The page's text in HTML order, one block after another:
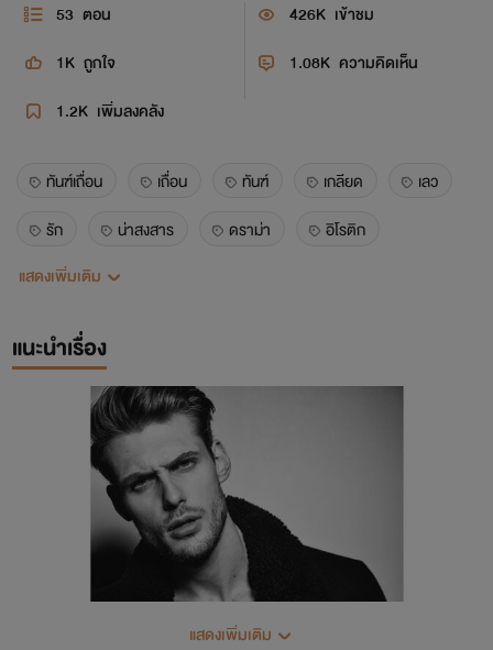
53 ตอน 426K เข้าชม
1K ถูกใจ 1.08K ความคิดเห็น
1.2K เพิ่มลงคลัง
ทันฑ์เถื่อน เถื่อน ทันฑ์ เกลียด
เลว
รัก
น่าสงสาร ดราม่า
อิโรติก
รักข้างเดียว
แสดงเพิ่มเติม
แนะนำเรื่อง
แสดงเพิ่มเติม